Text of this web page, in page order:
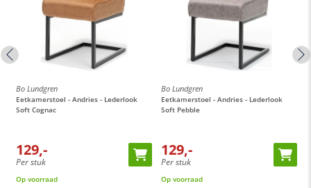
Bo Lundgren
Eetkamerstoel - Andries - Lederlook
Soft Cognac
129,-
Per stuk
Op voorraad
Bo Lundgren
Eetkamerstoel - Andries - Lederlook
Soft Pebble
129,-
Per stuk
Op voorraad